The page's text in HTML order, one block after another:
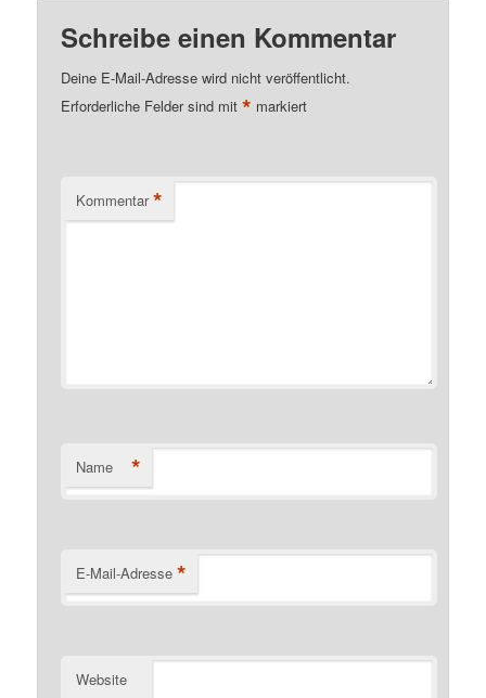
Schreibe einen Kommentar
Deine E-Mail-Adresse wird nicht veröffentlicht.
Erforderliche Felder sind mit* markiert
Kommentar *
Name *
E-Mail-Adresse *
Website